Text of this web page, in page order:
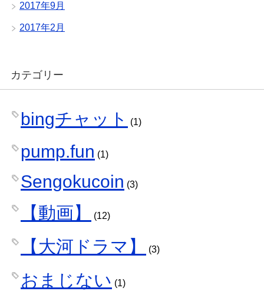
2017年9月
2017年2月
カテゴリー
bingチャット (1)
pump.fun (1)
Sengokucoin (3)
【動画】 (12)
【大河ドラマ】 (3)
おまじない (1)